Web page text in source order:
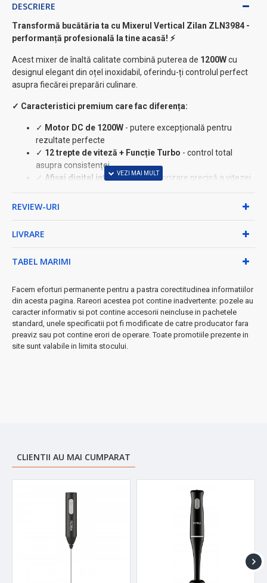
DESCRIERE
Transformă bucătăria ta cu Mixerul Vertical Zilan ZLN3984 -
performanță profesională la tine acasă! ⚡
Acest mixer de înaltă calitate combină puterea de 1200Wcu
designul elegant din oțel inoxidabil, oferindu-ți controlul perfect
asupra fiecărei preparări culinare.
✓ Caracteristici premium care fac diferența:
✓ Motor DC de 1200W - putere excepțională pentru
rezultate perfecte
✓ 12 trepte de viteză + Funcție Turbo - control total
asupra consistenței
✓ Afișaj digital inteligent- monitorizare precisă a vitezei
durabilitate
folosirii
● Beneficiile tale concrete:
•Design compact- se depozitează ușor în orice bucătărie
•Curățare rapidă- materialele premium nu rețin mirosuri
sau pete
Siguranță maximă- funcționează la 220-240V / 50-60Hz
★ Investiția perfectăpentru pasionații de gătit care apreciază
REVIEW-URI
LIVRARE
TABEL MARIMI
Facem eforturi permanente pentru a pastra corectitudinea informatiilor
din acesta pagina. Rareori acestea pot contine inadvertente: pozele au
caracter informativ si pot contine accesorii neincluse in pachetele
standard, unele specificatii pot fi modificate de catre producator fara
preaviz sau pot contine erori de operare. Toate promotiile prezente in
site sunt valabile in limita stocului.
CLIENTII AU MAI CUMPARAT